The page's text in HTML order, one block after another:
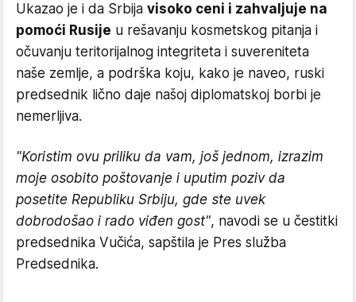
Ukazao je i da Srbija visoko ceni i zahvaljuje na
pomoći Rusije u rešavanju kosmetskog pitanja i
očuvanju teritorijalnog integriteta i suvereniteta
naše zemlje, a podrška koju, kako je naveo, ruski
predsednik lično daje našoj diplomatskoj borbi je
nemerljiva.
"Koristim ovu priliku da vam, još jednom, izrazim
moje osobito poštovanje i uputim poziv da
posetite Republiku Srbiju, gde ste uvek
dobrodošao i rado viđen gost", navodi se u čestitki
predsednika Vučića, sapštila je Pres služba
Predsednika.